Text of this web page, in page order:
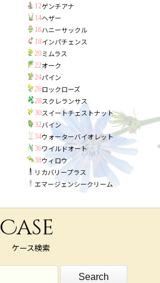
12ゲンチアナ
14ヘザー
16ハニーサックル
18インパチェンス
20ミムラス
22オーク
24パイン
26ロックローズ
28スクレランサス
30スイートチェストナット
32バイン
34ウォーターバイオレット
36ワイルドオート
38ウィロウ
リカバリープラス
エマージェンシークリーム
Case
ケース検索